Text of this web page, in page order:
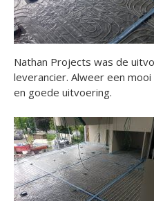
Nathan Projects was de
leverancier. Alweer een
en goede uitvoering.